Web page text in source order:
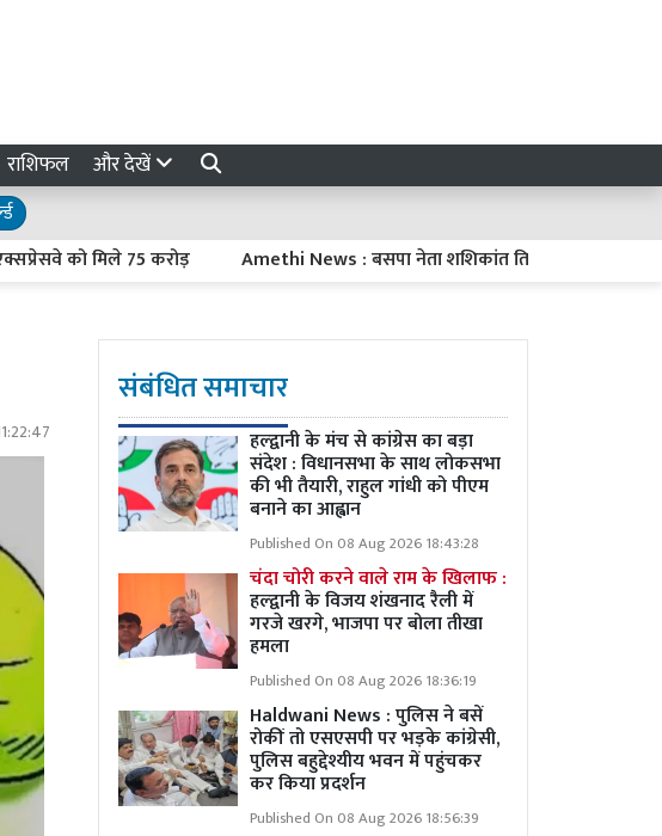
राशिफल और देखें
को मिले 75 करोड़ Amethi News : बसपा नेता शशिकांत तिवारी पर हमला, कार में
संबंधित समाचार
हल्द्वानी के मंच से कांग्रेस का बड़ा
संदेश : विधानसभा के साथ लोकसभा
की भी तैयारी, राहुल गांधी को पीएम
बनाने का आह्वान
Published On 08 Aug 2026 18:43:28
चंदा चोरी करने वाले राम के खिलाफ :
हल्द्वानी के विजय शंखनाद रैली में
गरजे खरगे, भाजपा पर बोला तीखा
हमला
Published On 08 Aug 2026 18:36:19
Haldwani News : पुलिस ने बसें
रोकीं तो एसएसपी पर भड़के कांग्रेसी,
पुलिस बहुद्देश्यीय भवन में पहुंचकर
कर किया प्रदर्शन
Published On 08 Aug 2026 18:56:39